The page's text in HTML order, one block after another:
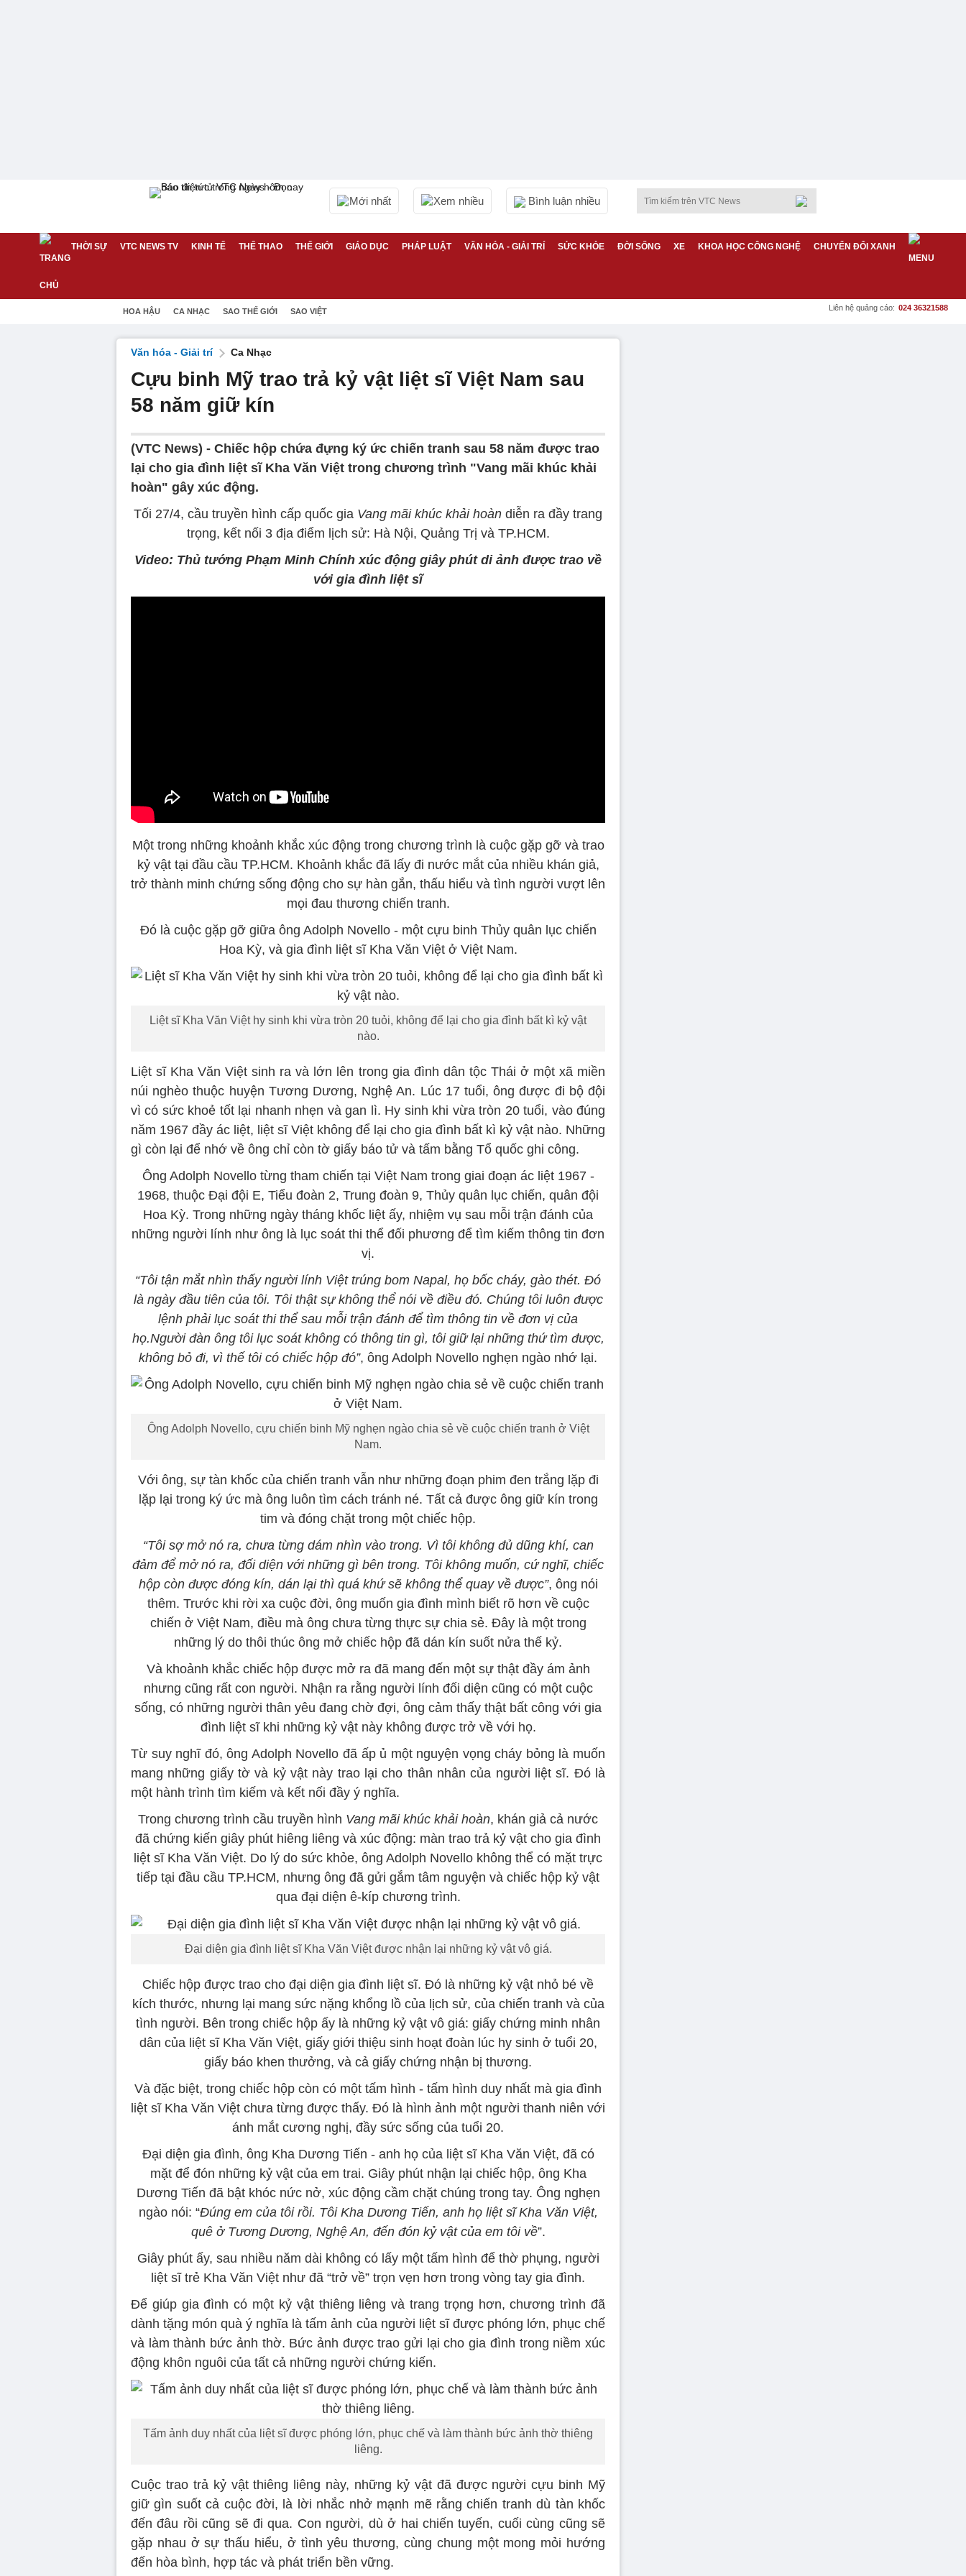
Mới nhất Xem nhiều Bình luận nhiều
THỜI SỰ VTC NEWS TV KINH TẾ THỂ THAO THẾ GIỚI GIÁO DỤC PHÁP LUẬT VĂN HÓA - GIẢI TRÍ SỨC KHỎE ĐỜI SỐNG XE KHOA HỌC CÔNG NGHỆ CHUYỂN ĐỔI XANH
HOA HẬU CA NHẠC SAO THẾ GIỚI SAO VIỆT Liên hệ quảng cáo: 024 36321588
Văn hóa - Giải trí Ca Nhạc
Cựu binh Mỹ trao trả kỷ vật liệt sĩ Việt Nam sau
58 năm giữ kín
(VTC News) - Chiếc hộp chứa đựng ký ức chiến tranh sau 58 năm được trao
lại cho gia đình liệt sĩ Kha Văn Việt trong chương trình "Vang mãi khúc khải
hoàn" gây xúc động.
Tối 27/4, cầu truyền hình cấp quốc gia Vang mãi khúc khải hoàn diễn ra đầy trang
trọng, kết nối 3 địa điểm lịch sử: Hà Nội, Quảng Trị và TP.HCM.
Video: Thủ tướng Phạm Minh Chính xúc động giây phút di ảnh được trao về
với gia đình liệt sĩ
Một trong những khoảnh khắc xúc động trong chương trình là cuộc gặp gỡ và trao
kỷ vật tại đầu cầu TP.HCM. Khoảnh khắc đã lấy đi nước mắt của nhiều khán giả,
trở thành minh chứng sống động cho sự hàn gắn, thấu hiểu và tình người vượt lên
mọi đau thương chiến tranh.
Đó là cuộc gặp gỡ giữa ông Adolph Novello - một cựu binh Thủy quân lục chiến
Hoa Kỳ, và gia đình liệt sĩ Kha Văn Việt ở Việt Nam.
Liệt sĩ Kha Văn Việt hy sinh khi vừa tròn 20 tuỏi, không để lại cho gia đình bất kì kỷ vật
nào.
Liệt sĩ Kha Văn Việt sinh ra và lớn lên trong gia đình dân tộc Thái ở một xã miền
núi nghèo thuộc huyện Tương Dương, Nghệ An. Lúc 17 tuổi, ông được đi bộ đội
vì có sức khoẻ tốt lại nhanh nhẹn và gan lì. Hy sinh khi vừa tròn 20 tuổi, vào đúng
năm 1967 đầy ác liệt, liệt sĩ Việt không để lại cho gia đình bất kì kỷ vật nào. Những
gì còn lại để nhớ về ông chỉ còn tờ giấy báo tử và tấm bằng Tổ quốc ghi công.
Ông Adolph Novello từng tham chiến tại Việt Nam trong giai đoạn ác liệt 1967 -
1968, thuộc Đại đội E, Tiểu đoàn 2, Trung đoàn 9, Thủy quân lục chiến, quân đội
Hoa Kỳ. Trong những ngày tháng khốc liệt ấy, nhiệm vụ sau mỗi trận đánh của
những người lính như ông là lục soát thi thể đối phương để tìm kiếm thông tin đơn
vị.
“Tôi tận mắt nhìn thấy người lính Việt trúng bom Napal, họ bốc cháy, gào thét. Đó
là ngày đầu tiên của tôi. Tôi thật sự không thể nói về điều đó. Chúng tôi luôn được
lệnh phải lục soát thi thể sau mỗi trận đánh để tìm thông tin về đơn vị của
họ.Người đàn ông tôi lục soát không có thông tin gì, tôi giữ lại những thứ tìm được,
không bỏ đi, vì thế tôi có chiếc hộp đó”, ông Adolph Novello nghẹn ngào nhớ lại.
Ông Adolph Novello, cựu chiến binh Mỹ nghẹn ngào chia sẻ về cuộc chiến tranh ở Việt
Nam.
Với ông, sự tàn khốc của chiến tranh vẫn như những đoạn phim đen trắng lặp đi
lặp lại trong ký ức mà ông luôn tìm cách tránh né. Tất cả được ông giữ kín trong
tim và đóng chặt trong một chiếc hộp.
“Tôi sợ mở nó ra, chưa từng dám nhìn vào trong. Vì tôi không đủ dũng khí, can
đảm để mở nó ra, đối diện với những gì bên trong. Tôi không muốn, cứ nghĩ, chiếc
hộp còn được đóng kín, dán lại thì quá khứ sẽ không thể quay về được”, ông nói
thêm. Trước khi rời xa cuộc đời, ông muốn gia đình mình biết rõ hơn về cuộc
chiến ở Việt Nam, điều mà ông chưa từng thực sự chia sẻ. Đây là một trong
những lý do thôi thúc ông mở chiếc hộp đã dán kín suốt nửa thế kỷ.
Và khoảnh khắc chiếc hộp được mở ra đã mang đến một sự thật đầy ám ảnh
nhưng cũng rất con người. Nhận ra rằng người lính đối diện cũng có một cuộc
sống, có những người thân yêu đang chờ đợi, ông cảm thấy thật bất công với gia
đình liệt sĩ khi những kỷ vật này không được trở về với họ.
Từ suy nghĩ đó, ông Adolph Novello đã ấp ủ một nguyện vọng cháy bỏng là muốn
mang những giấy tờ và kỷ vật này trao lại cho thân nhân của người liệt sĩ. Đó là
một hành trình tìm kiếm và kết nối đầy ý nghĩa.
Trong chương trình cầu truyền hình Vang mãi khúc khải hoàn, khán giả cả nước
đã chứng kiến giây phút hiêng liêng và xúc động: màn trao trả kỷ vật cho gia đình
liệt sĩ Kha Văn Việt. Do lý do sức khỏe, ông Adolph Novello không thể có mặt trực
tiếp tại đầu cầu TP.HCM, nhưng ông đã gửi gắm tâm nguyện và chiếc hộp kỷ vật
qua đại diện ê-kíp chương trình.
Đại diện gia đình liệt sĩ Kha Văn Việt được nhận lại những kỷ vật vô giá.
Chiếc hộp được trao cho đại diện gia đình liệt sĩ. Đó là những kỷ vật nhỏ bé về
kích thước, nhưng lại mang sức nặng khổng lồ của lịch sử, của chiến tranh và của
tình người. Bên trong chiếc hộp ấy là những kỷ vật vô giá: giấy chứng minh nhân
dân của liệt sĩ Kha Văn Việt, giấy giới thiệu sinh hoạt đoàn lúc hy sinh ở tuổi 20,
giấy báo khen thưởng, và cả giấy chứng nhận bị thương.
Và đặc biệt, trong chiếc hộp còn có một tấm hình - tấm hình duy nhất mà gia đình
liệt sĩ Kha Văn Việt chưa từng được thấy. Đó là hình ảnh một người thanh niên với
ánh mắt cương nghị, đầy sức sống của tuổi 20.
Đại diện gia đình, ông Kha Dương Tiến - anh họ của liệt sĩ Kha Văn Việt, đã có
mặt để đón những kỷ vật của em trai. Giây phút nhận lại chiếc hộp, ông Kha
Dương Tiến đã bật khóc nức nở, xúc động cầm chặt chúng trong tay. Ông nghẹn
ngào nói: “Đúng em của tôi rồi. Tôi Kha Dương Tiến, anh họ liệt sĩ Kha Văn Việt,
quê ở Tương Dương, Nghệ An, đến đón kỷ vật của em tôi về”.
Giây phút ấy, sau nhiều năm dài không có lấy một tấm hình để thờ phụng, người
liệt sĩ trẻ Kha Văn Việt như đã “trở về” trọn vẹn hơn trong vòng tay gia đình.
Để giúp gia đình có một kỷ vật thiêng liêng và trang trọng hơn, chương trình đã
dành tặng món quà ý nghĩa là tấm ảnh của người liệt sĩ được phóng lớn, phục chế
và làm thành bức ảnh thờ. Bức ảnh được trao gửi lại cho gia đình trong niềm xúc
động khôn nguôi của tất cả những người chứng kiến.
Tấm ảnh duy nhất của liệt sĩ được phóng lớn, phục chế và làm thành bức ảnh thờ thiêng
liêng.
Cuộc trao trả kỷ vật thiêng liêng này, những kỷ vật đã được người cựu binh Mỹ
giữ gìn suốt cả cuộc đời, là lời nhắc nhở mạnh mẽ rằng chiến tranh dù tàn khốc
đến đâu rồi cũng sẽ đi qua. Con người, dù ở hai chiến tuyến, cuối cùng cũng sẽ
gặp nhau ở sự thấu hiểu, ở tình yêu thương, cùng chung một mong mỏi hướng
đến hòa bình, hợp tác và phát triển bền vững.